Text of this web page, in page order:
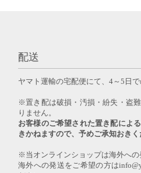
配送
ヤマト運輸の宅配便にて、4～5日で
※置き配は破損・汚損・紛失・盗
りません。
お客様のご希望された置き配によ
きかねますので、予めご承知おきく
※当オンラインショップは海外への
海外への発送をご希望の方は